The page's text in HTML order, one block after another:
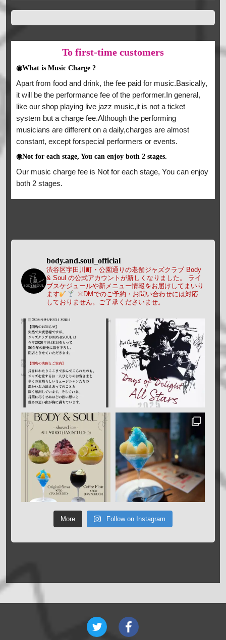
To first-time customers
◉What is Music Charge ?
Apart from food and drink, the fee paid for music.Basically,
it will be the performance fee of the performer.In general,
like our shop playing live jazz music,it is not a ticket
system but a charge fee.Although the performing
musicians are different on a daily,charges are almost
constant, except forspecial performers or events.
◉Not for each stage, You can enjoy both 2 stages.
Our music charge fee is Not for each stage, You can enjoy
both 2 stages.
body.and.soul_official
渋谷区宇田川町・公園通りの老舗ジャズクラブ Body
& Soul の公式アカウントが新しくなりました。
ライ
ブスケジュールや新メニュー情報をお届けしてまいり
ます
※DMでのご予約・お問い合わせには対応
しておりません。ご了承くださいませ。
More Follow on Instagram